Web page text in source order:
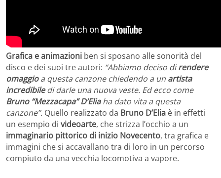
Grafica e animazioni ben si sposano alle sonorità del
disco e dei suoi tre autori: “Abbiamo deciso direndere
omaggioa questa canzone chiedendo a un artista
incredibiledi darle una nuova veste. Ed ecco come
Bruno “Mezzacapa” D’Eliaha dato vita a questa
canzone”. Quello realizzato da Bruno D’Elia è in effetti
un esempio di videoarte, che strizza l’occhio a un
immaginario pittorico di inizio Novecento, tra grafica e
immagini che si accavallano tra di loro in un percorso
compiuto da una vecchia locomotiva a vapore.